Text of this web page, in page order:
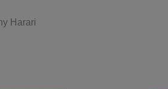
Harari